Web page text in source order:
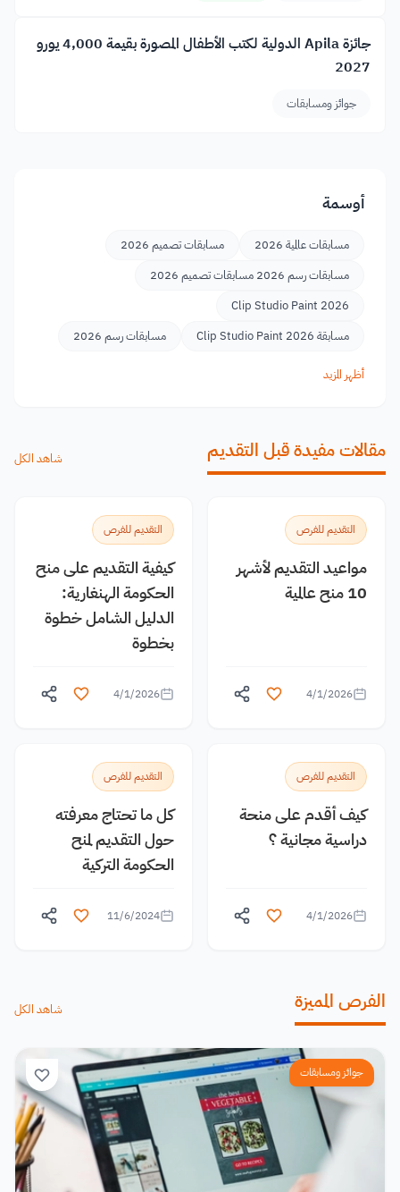
جائزة Apila الدولية لكتب الأطفال المصورة بقيمة 4,000 يورو
2027
جوائز ومسابقات
أوسمة
مسابقات عالمية 2026
مسابقات تصميم 2026
مسابقات رسم 2026 مسابقات تصميم 2026
Clip Studio Paint 2026
مسابقة Clip Studio Paint 2026
مسابقات رسم 2026
أظهر المزيد
مقالات مفيدة قبل التقديم شاهد الكل
التقديم للفرص
مواعيد التقديم لأشهر
10 منح عالمية
4/1/2026
التقديم للفرص
كيفية التقديم على منح
الحكومة الهنغارية:
الدليل الشامل خطوة
بخطوة
4/1/2026
التقديم للفرص
كيف أقدم على منحة
دراسية مجانية ؟
4/1/2026
التقديم للفرص
كل ما تحتاج معرفته
حول التقديم لمنح
الحكومة التركية
11/6/2024
الفرص المميزة شاهد الكل
جوائز ومسابقات